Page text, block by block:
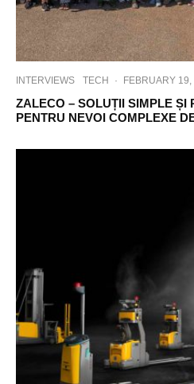
INTERVIEWS TECH · FEBRUARY 19,
ZALECO – SOLUȚII SIMPLE ȘI
PENTRU NEVOI COMPLEXE